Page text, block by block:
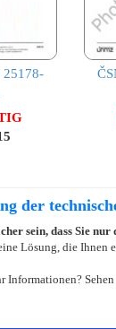
25178-
der
sein, dass Sie
Lösung, die Ihnen
Informationen?